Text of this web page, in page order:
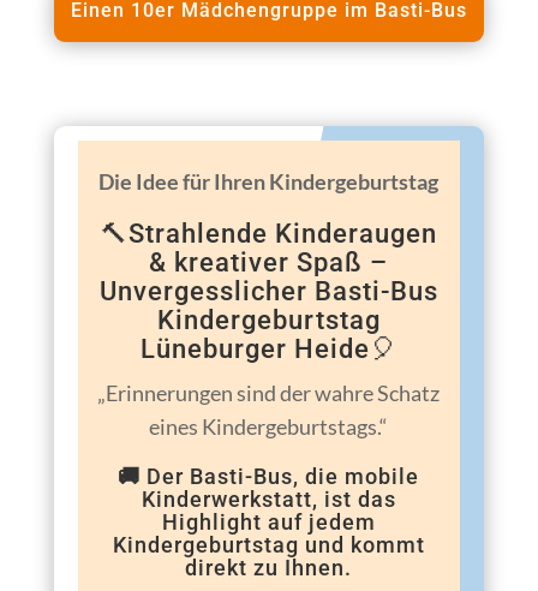
Einen 10er Mädchengruppe im Basti-Bus
Die Idee für Ihren Kindergeburtstag
🔨Strahlende Kinderaugen
& kreativer Spaß –
Unvergesslicher Basti-Bus
Kindergeburtstag
Lüneburger Heide🎈
„Erinnerungen sind der wahre Schatz
eines Kindergeburtstags.“
🚚 Der Basti-Bus, die mobile
Kinderwerkstatt, ist das
Highlight auf jedem
Kindergeburtstag und kommt
direkt zu Ihnen.